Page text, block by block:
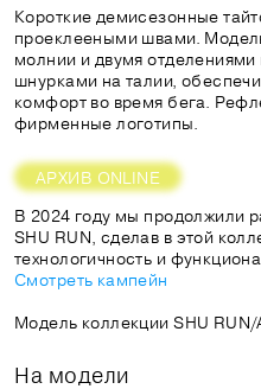
Короткие демисезонные
проеклееными швами.
молнии и двумя
шнурками на талии,
комфорт во время бега.
фирменные логотипы.
АРХИВ ONLINE
В 2024 году мы продолжили
SHU RUN, сделав в этой
Смотреть кампейн
Модель коллекции SHU RUN/
На модели